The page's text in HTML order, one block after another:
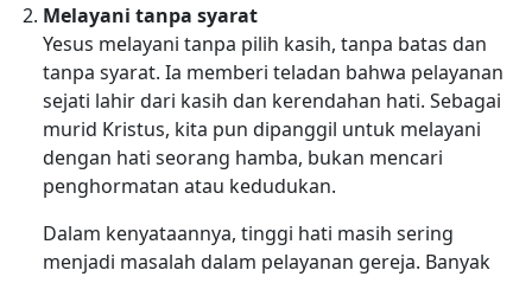
Melayani tanpa syarat
Yesus melayani tanpa pilih kasih, tanpa batas dan
tanpa syarat. Ia memberi teladan bahwa pelayanan
sejati lahir dari kasih dan kerendahan hati. Sebagai
murid Kristus, kita pun dipanggil untuk melayani
dengan hati seorang hamba, bukan mencari
penghormatan atau kedudukan.
Dalam kenyataannya, tinggi hati masih sering
menjadi masalah dalam pelayanan gereja. Banyak